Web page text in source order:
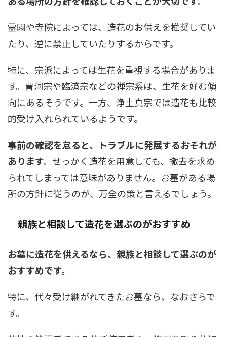
霊園や寺院によっては、造花のお供えを推奨してい
たり、逆に禁止していたりするからです。
特に、宗派によっては生花を重視する場合がありま
す。曹洞宗や臨済宗などの禅宗系は、生花を好む傾
向にあるそうです。一方、浄土真宗では造花も比較
的受け入れられているようです。
事前の確認を怠ると、トラブルに発展するおそれが
あります。 せっかく造花を用意しても、撤去を求め
られてしまっては意味がありません。お墓がある場
所の方針に従うのが、万全の策と言えるでしょう。
親族と相談して造花を選ぶのがおすすめ
お墓に造花を供えるなら、親族と相談して選ぶのが
おすすめです。
特に、代々受け継がれてきたお墓なら、なおさらで
す。